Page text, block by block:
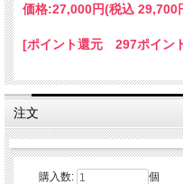
のベロアを採用。インディゴで染
価格:27,000円(税込 29,700
[ポイント還元 297ポイン
注文
購入数: 個